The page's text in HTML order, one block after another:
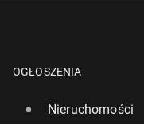
OGŁOSZENIA
Nieruchomości